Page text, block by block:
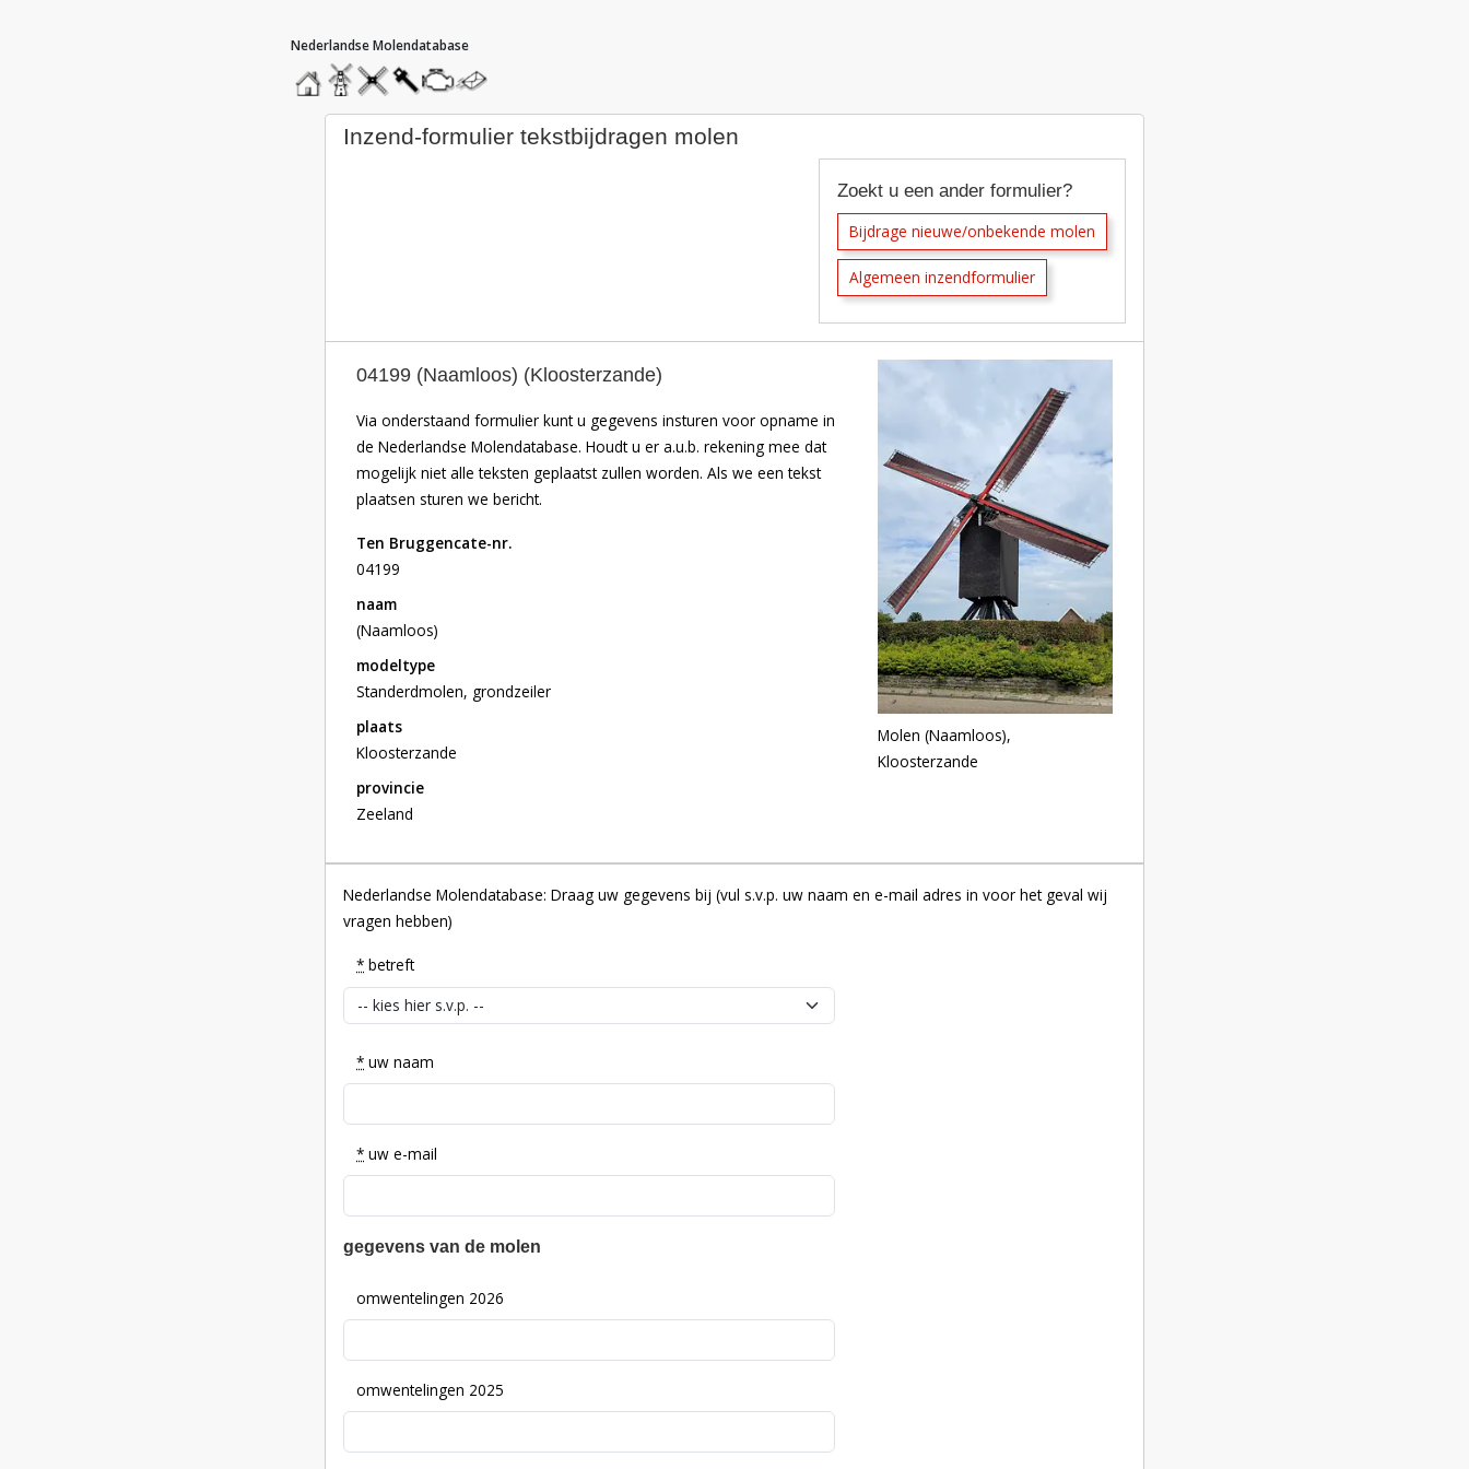
hoofdmenu
homemolendatabase
roedendatabase
assendatabase
motorendatabase
stuur
een
bericht
inzend-formulier tekstbijdragen molen
Zoekt u een ander formulier?
Bijdrage nieuwe/onbekende molen
Algemeen inzendformulier
04199 (Naamloos) (Kloosterzande)
Via onderstaand formulier kunt u gegevens insturen voor opname in
de Nederlandse Molendatabase. Houdt u er a.u.b. rekening mee dat
mogelijk niet alle teksten geplaatst zullen worden. Als we een tekst
plaatsen sturen we bericht.
Ten Bruggencate-nr.
04199
naam
(Naamloos)
modeltype
Standerdmolen, grondzeiler
plaats
Kloosterzande
provincie
Zeeland
Molen (Naamloos),
Kloosterzande
Nederlandse Molendatabase: Draag uw gegevens bij (vul s.v.p. uw naam en e-mail adres in voor het geval wij
vragen hebben)
* betreft
* uw naam
* uw e-mail
gegevens van de molen
omwentelingen 2026
omwentelingen 2025